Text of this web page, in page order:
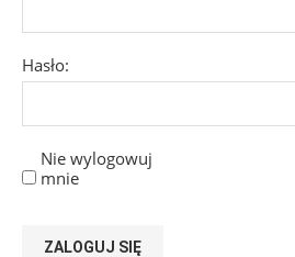
Hasło:
Nie wylogowuj
mnie
ZALOGUJ SIĘ